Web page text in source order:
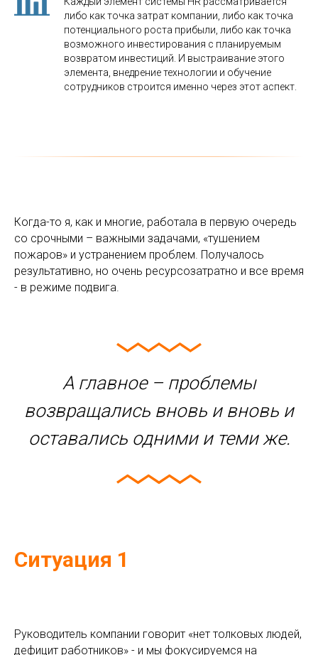
либо как точка затрат компании, либо как точка
потенциального роста прибыли, либо как точка
возможного инвестирования с планируемым
возвратом инвестиций. И выстраивание этого
элемента, внедрение технологии и обучение
сотрудников строится именно через этот аспект.
Когда-то я, как и многие, работала в первую очередь
со срочными – важными задачами, «тушением
пожаров» и устранением проблем. Получалось
результативно, но очень ресурсозатратно и все время
- в режиме подвига.
А главное – проблемы
возвращались вновь и вновь и
оставались одними и теми же.
Ситуация 1
Руководитель компании говорит «нет толковых людей,
дефицит работников» - и мы фокусируемся на